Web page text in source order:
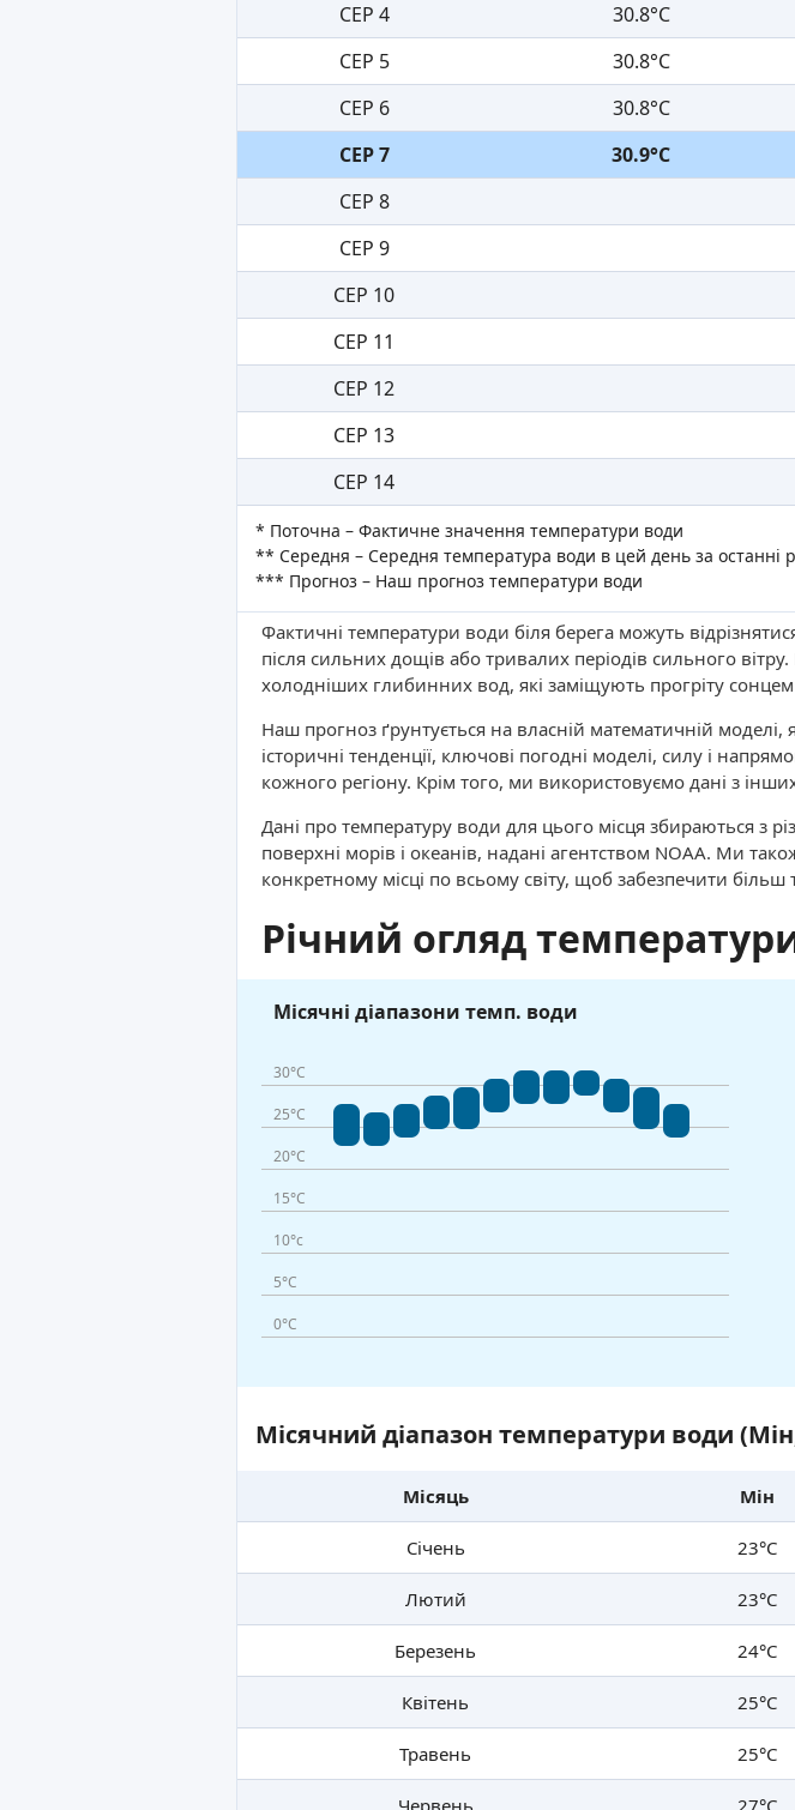
СЕР 4
30.8°C
СЕР 5
30.8°C
СЕР 6
30.8°C
СЕР 7
30.9°C
СЕР 8
СЕР 9
СЕР 10
СЕР 11
СЕР 12
СЕР 13
СЕР 14
* Поточна – Фактичне значення температури води
** Середня – Середня температура води в цей день за останні
*** Прогноз – Наш прогноз температури води
Фактичні температури води біля берега можуть
після сильних дощів або тривалих періодів сильного
холодніших глибинних вод, які заміщують прогріту
Наш прогноз ґрунтується на власній математичній
історичні тенденції, ключові погодні моделі, силу і
кожного регіону. Крім того, ми використовуємо дані з
Дані про температуру води для цього місця збираються з
поверхні морів і океанів, надані агентством NOAA. Ми
конкретному місці по всьому світу, щоб забезпечити
Річний огляд
Місячні діапазони темп. води
30°C
25°C
20°C
15°C
10°c
5°C
0°C
Місячний діапазон температури води
Місяць Мін
Січень 23°C
Лютий 23°C
Березень 24°C
Квітень 25°C
Травень 25°C